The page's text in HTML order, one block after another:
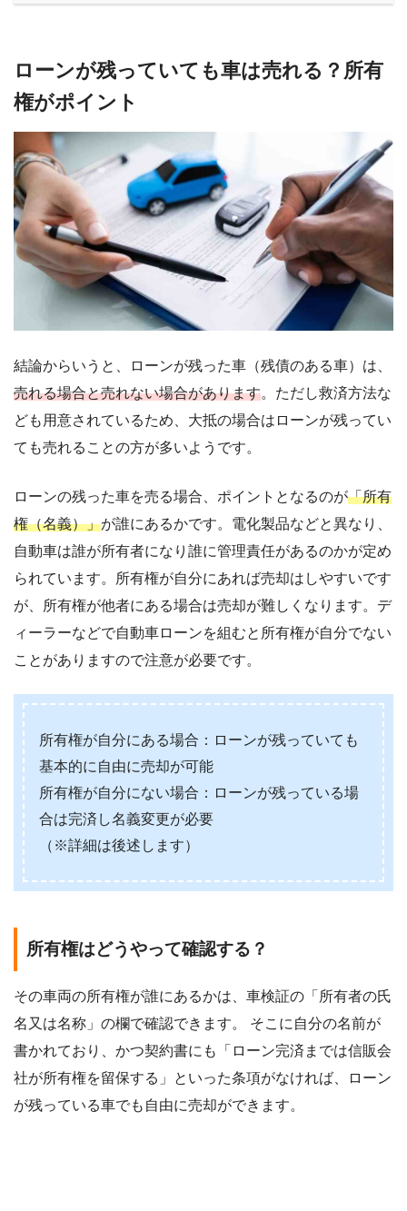
ローンが残っていても車は売れる？所有
権がポイント
結論からいうと、ローンが残った車（残債のある車）は、
売れる場合と売れない場合があります。ただし救済方法な
ども用意されているため、大抵の場合はローンが残ってい
ても売れることの方が多いようです。
ローンの残った車を売る場合、ポイントとなるのが「所有
権（名義）」が誰にあるかです。電化製品などと異なり、
自動車は誰が所有者になり誰に管理責任があるのかが定め
られています。所有権が自分にあれば売却はしやすいです
が、所有権が他者にある場合は売却が難しくなります。デ
ィーラーなどで自動車ローンを組むと所有権が自分でない
ことがありますので注意が必要です。
所有権が自分にある場合：ローンが残っていても
基本的に自由に売却が可能
所有権が自分にない場合：ローンが残っている場
合は完済し名義変更が必要
（※詳細は後述します）
所有権はどうやって確認する？
その車両の所有権が誰にあるかは、車検証の「所有者の氏
名又は名称」の欄で確認できます。 そこに自分の名前が
書かれており、かつ契約書にも「ローン完済までは信販会
社が所有権を留保する」といった条項がなければ、ローン
が残っている車でも自由に売却ができます。